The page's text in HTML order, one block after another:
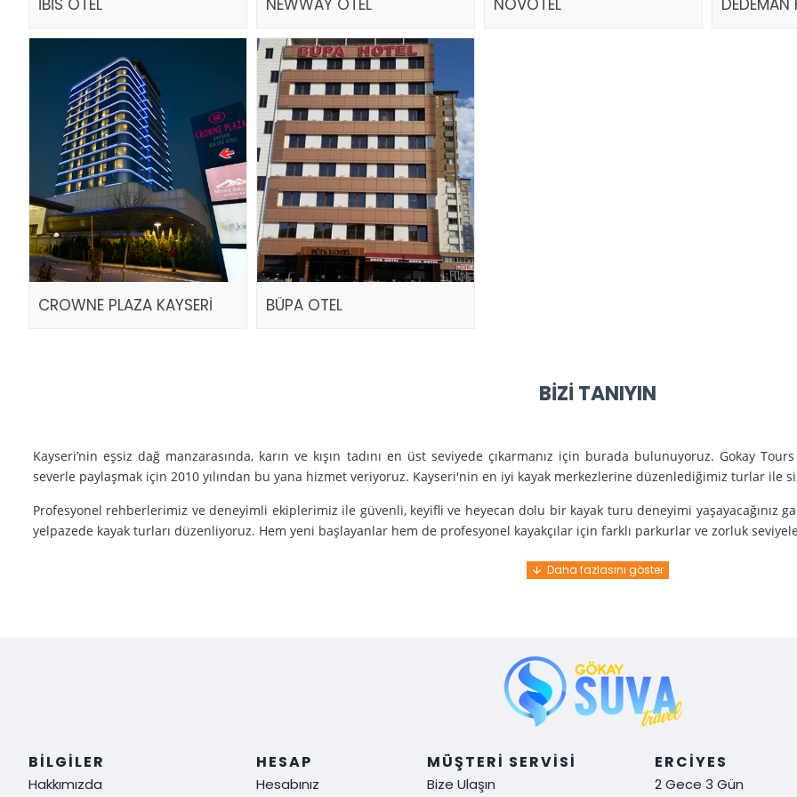
CROWNE PLAZA KAYSERİ BÜPA OTEL
BIZI TANIYIN
Kayseri’nin eşsiz dağ manzarasında, karın ve kışın tadını en üst seviyede çıkarmanız için burada bulunuyoruz. Gokay
severle paylaşmak için 2010 yılından bu yana hizmet veriyoruz. Kayseri'nin en iyi kayak merkezlerine düzenlediğimiz turlar ile
Profesyonel rehberlerimiz ve deneyimli ekiplerimiz ile güvenli, keyifli ve heyecan dolu bir kayak turu deneyimi yaşayacağınız
yelpazede kayak turları düzenliyoruz. Hem yeni başlayanlar hem de profesyonel kayakçılar için farklı parkurlar ve zorluk
Güvenlik: Kayak yaparken güvenliğiniz bizim için her şeyden önce gelir. En kaliteli ekipmanlarla ve uzman rehberlerle sizi güvenle
Müşteri Memnuniyeti: Sizin tatmin olmanız bizim için her şey demek. Tüm detayları önceden planlayarak, size özel, rahat ve
ediyoruz!
BILGILER
Hakkımızda
HESAP
Hesabınız
MÜŞTERI SERVISI
Bize Ulaşın
ERCIYES
2 Gece 3 Gün